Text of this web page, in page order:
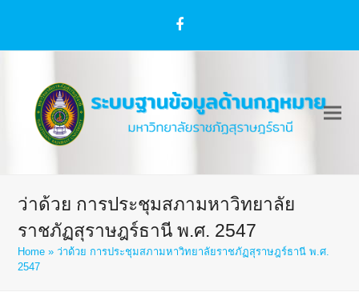
Facebook
ว่าด้วย การประชุมสภามหาวิทยาลัย
ราชภัฏสุราษฎร์ธานี พ.ศ. 2547
Home »ว่าด้วย การประชุมสภามหาวิทยาลัยราชภัฏสุราษฎร์ธานี พ.ศ.
2547